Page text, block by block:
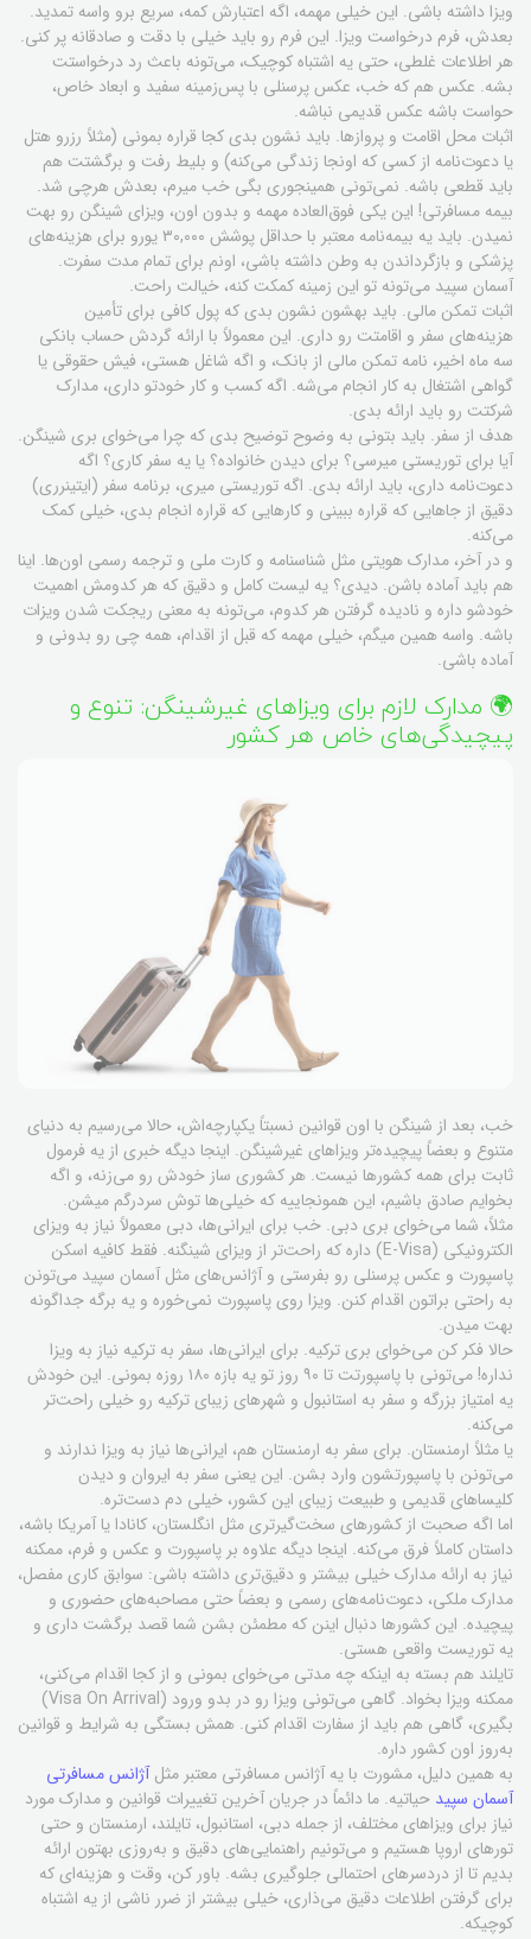
ویزا داشته باشی. این خیلی مهمه، اگه اعتبارش کمه، سریع برو واسه تمدید.
بعدش، فرم درخواست ویزا. این فرم رو باید خیلی با دقت و صادقانه پر کنی.
هر اطلاعات غلطی، حتی یه اشتباه کوچیک، می‌تونه باعث رد درخواستت
بشه. عکس هم که خب، عکس پرسنلی با پس‌زمینه سفید و ابعاد خاص،
حواست باشه عکس قدیمی نباشه.
اثبات محل اقامت و پروازها. باید نشون بدی کجا قراره بمونی (مثلاً رزرو هتل
یا دعوت‌نامه از کسی که اونجا زندگی می‌کنه) و بلیط رفت و برگشتت هم
باید قطعی باشه. نمی‌تونی همینجوری بگی خب میرم، بعدش هرچی شد.
بیمه مسافرتی! این یکی فوق‌العاده مهمه و بدون اون، ویزای شینگن رو بهت
نمیدن. باید یه بیمه‌نامه معتبر با حداقل پوشش ۳۰,۰۰۰ یورو برای هزینه‌های
پزشکی و بازگرداندن به وطن داشته باشی، اونم برای تمام مدت سفرت.
آسمان سپید می‌تونه تو این زمینه کمکت کنه، خیالت راحت.
اثبات تمکن مالی. باید بهشون نشون بدی که پول کافی برای تأمین
هزینه‌های سفر و اقامتت رو داری. این معمولاً با ارائه گردش حساب بانکی
سه ماه اخیر، نامه تمکن مالی از بانک، و اگه شاغل هستی، فیش حقوقی یا
گواهی اشتغال به کار انجام می‌شه. اگه کسب و کار خودتو داری، مدارک
شرکتت رو باید ارائه بدی.
هدف از سفر. باید بتونی به وضوح توضیح بدی که چرا می‌خوای بری شینگن.
آیا برای توریستی میرسی؟ برای دیدن خانواده؟ یا یه سفر کاری؟ اگه
دعوت‌نامه داری، باید ارائه بدی. اگه توریستی میری، برنامه سفر (ایتینرری)
دقیق از جاهایی که قراره ببینی و کارهایی که قراره انجام بدی، خیلی کمک
می‌کنه.
و در آخر، مدارک هویتی مثل شناسنامه و کارت ملی و ترجمه رسمی اون‌ها. اینا
هم باید آماده باشن. دیدی؟ یه لیست کامل و دقیق که هر کدومش اهمیت
خودشو داره و نادیده گرفتن هر کدوم، می‌تونه به معنی ریجکت شدن ویزات
باشه. واسه همین میگم، خیلی مهمه که قبل از اقدام، همه چی رو بدونی و
آماده باشی.
🌍 مدارک لازم برای ویزاهای غیرشینگن: تنوع و
پیچیدگی‌های خاص هر کشور
خب، بعد از شینگن با اون قوانین نسبتاً یکپارچه‌اش، حالا می‌رسیم به دنیای
متنوع و بعضاً پیچیده‌تر ویزاهای غیرشینگن. اینجا دیگه خبری از یه فرمول
ثابت برای همه کشورها نیست. هر کشوری ساز خودش رو می‌زنه، و اگه
بخوایم صادق باشیم، این همونجاییه که خیلی‌ها توش سردرگم میشن.
مثلاً، شما می‌خوای بری دبی. خب برای ایرانی‌ها، دبی معمولاً نیاز به ویزای
الکترونیکی (E-Visa) داره که راحت‌تر از ویزای شینگنه. فقط کافیه اسکن
پاسپورت و عکس پرسنلی رو بفرستی و آژانس‌های مثل آسمان سپید می‌تونن
به راحتی براتون اقدام کنن. ویزا روی پاسپورت نمی‌خوره و یه برگه جداگونه
بهت میدن.
حالا فکر کن می‌خوای بری ترکیه. برای ایرانی‌ها، سفر به ترکیه نیاز به ویزا
نداره! می‌تونی با پاسپورتت تا ۹۰ روز تو یه بازه ۱۸۰ روزه بمونی. این خودش
یه امتیاز بزرگه و سفر به استانبول و شهرهای زیبای ترکیه رو خیلی راحت‌تر
می‌کنه.
یا مثلاً ارمنستان. برای سفر به ارمنستان هم، ایرانی‌ها نیاز به ویزا ندارند و
می‌تونن با پاسپورتشون وارد بشن. این یعنی سفر به ایروان و دیدن
کلیساهای قدیمی و طبیعت زیبای این کشور، خیلی دم دست‌تره.
اما اگه صحبت از کشورهای سخت‌گیرتری مثل انگلستان، کانادا یا آمریکا باشه،
داستان کاملاً فرق می‌کنه. اینجا دیگه علاوه بر پاسپورت و عکس و فرم، ممکنه
نیاز به ارائه مدارک خیلی بیشتر و دقیق‌تری داشته باشی: سوابق کاری مفصل،
مدارک ملکی، دعوت‌نامه‌های رسمی و بعضاً حتی مصاحبه‌های حضوری و
پیچیده. این کشورها دنبال اینن که مطمئن بشن شما قصد برگشت داری و
یه توریست واقعی هستی.
تایلند هم بسته به اینکه چه مدتی می‌خوای بمونی و از کجا اقدام می‌کنی،
ممکنه ویزا بخواد. گاهی می‌تونی ویزا رو در بدو ورود (Visa On Arrival)
بگیری، گاهی هم باید از سفارت اقدام کنی. همش بستگی به شرایط و قوانین
به‌روز اون کشور داره.
به همین دلیل، مشورت با یه آژانس مسافرتی معتبر مثلآژانس مسافرتی
آسمان سپید حیاتیه. ما دائماً در جریان آخرین تغییرات قوانین و مدارک مورد
نیاز برای ویزاهای مختلف، از جمله دبی، استانبول، تایلند، ارمنستان و حتی
تورهای اروپا هستیم و می‌تونیم راهنمایی‌های دقیق و به‌روزی بهتون ارائه
بدیم تا از دردسرهای احتمالی جلوگیری بشه. باور کن، وقت و هزینه‌ای که
برای گرفتن اطلاعات دقیق می‌ذاری، خیلی بیشتر از ضرر ناشی از یه اشتباه
کوچیکه.